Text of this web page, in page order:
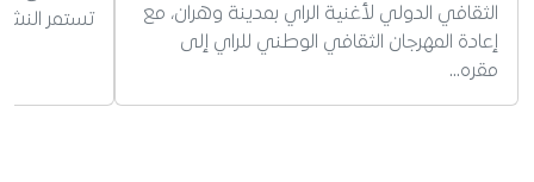
الثقافي الدولي لأغنية الراي بمدينة وهران، مع
إعادة المهرجان الثقافي الوطني للراي إلى
مقره…
تستمر